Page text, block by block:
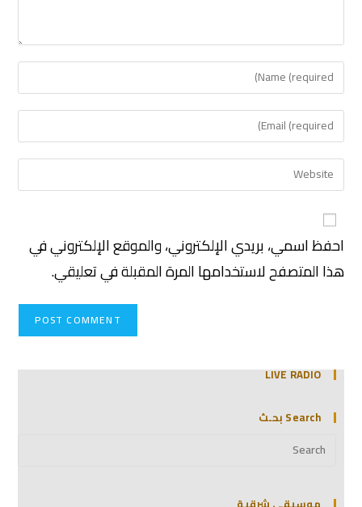
احفظ اسمي، بريدي الإلكتروني، والموقع الإلكتروني في
هذا المتصفح لاستخدامها المرة المقبلة في تعليقي.
LIVE RADIO
Search بحـث